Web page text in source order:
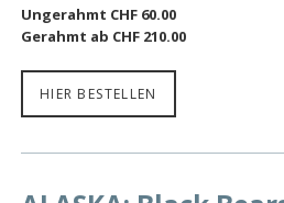
Ungerahmt CHF 60.00
Gerahmt ab CHF 210.00
HIER BESTELLEN